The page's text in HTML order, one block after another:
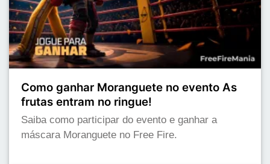
Como ganhar Moranguete no evento As
frutas entram no ringue!
Saiba como participar do evento e ganhar a
máscara Moranguete no Free Fire.